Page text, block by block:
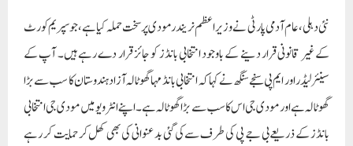
نئی دہلی، عام آدمی پارٹی نے وزیر اعظم نریندر مودی پر سخت حملہ کیا ہے، جو سپریم کورٹ
کے غیر قانونی قرار دینے کے باوجود انتخابی بانڈز کو جائز قرار دے رہے ہیں۔ آپ کے
سینئر لیڈر اور ایم پی سنجے سنگھ نے کہا کہ انتخابی بانڈ مہا گھوٹالہ آزاد ہندوستان کا سب سے بڑا
گھوٹالہ ہے اور مودی جی اس کا سب سے بڑا گھوٹالہ ہے۔ اپنے انٹرویو میں مودی جی انتخابی
بانڈز کے ذریعے بی جے پی کی طرف سے کی گئی بدعنوانی کی بھی کھل کر حمایت کر رہے